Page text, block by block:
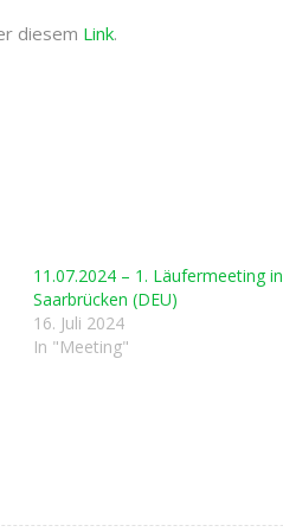
diesem Link.
11.07.2024 – 1. Läufermeeting in
Saarbrücken (DEU)
16. Juli 2024
In "Meeting"